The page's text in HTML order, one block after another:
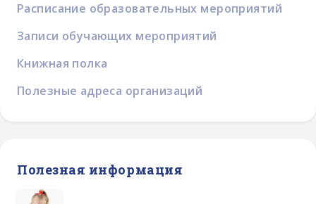
Расписание образовательных мероприятий
Записи обучающих мероприятий
Книжная полка
Полезные адреса организаций
Полезная информация